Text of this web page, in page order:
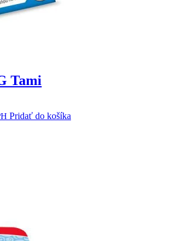
Tami
Pridať do košíka